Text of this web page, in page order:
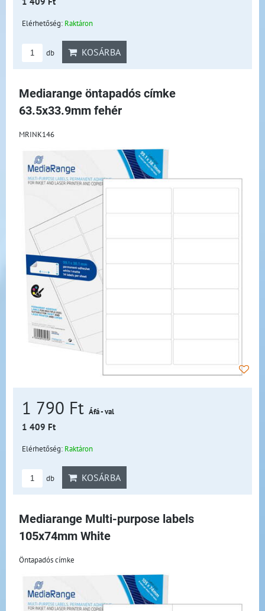
Elérhetőség: Raktáron
db KOSÁRBA
Mediarange öntapadós címke
63.5x33.9mm fehér
MRINK146
1 790 Ft Áfá - val
1 409 Ft
Elérhetőség: Raktáron
db KOSÁRBA
Mediarange Multi-purpose labels
105x74mm White
Öntapadós címke